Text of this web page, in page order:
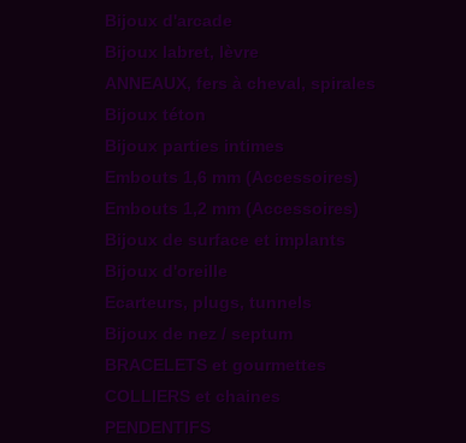
Bijoux d'arcade
Bijoux labret, lèvre
ANNEAUX, fers à cheval, spirales
Bijoux téton
Bijoux parties intimes
Embouts 1,6 mm (Accessoires)
Embouts 1,2 mm (Accessoires)
Bijoux de surface et implants
Bijoux d'oreille
Ecarteurs, plugs, tunnels
Bijoux de nez / septum
BRACELETS et gourmettes
COLLIERS et chaines
PENDENTIFS